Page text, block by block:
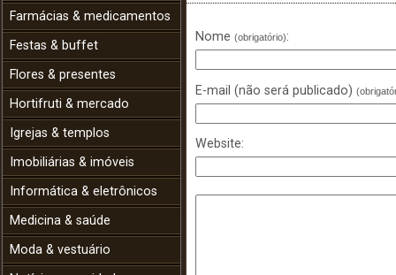
Farmácias & medicamentos
Festas & buffet
Flores & presentes
Hortifruti & mercado
Igrejas & templos
Imobiliárias & imóveis
Informática & eletrônicos
Medicina & saúde
Moda & vestuário
Nome (obrigatório):
E-mail (não será publicado)
Website: